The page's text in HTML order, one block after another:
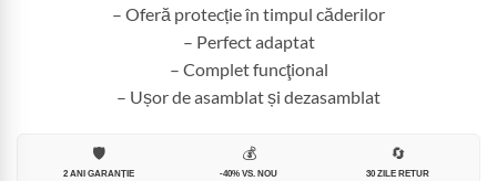
– Oferă protecție în timpul căderilor
– Perfect adaptat
– Complet funcţional
– Ușor de asamblat și dezasamblat
🛡️
2 ANI GARANȚIE
💰
-40% VS. NOU
🔄
30 ZILE RETUR